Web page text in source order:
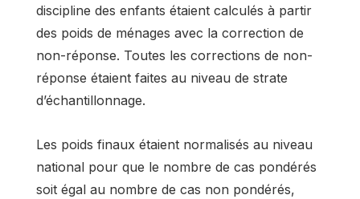
discipline des enfants étaient calculés à partir
des poids de ménages avec la correction de
non-réponse. Toutes les corrections de non-
réponse étaient faites au niveau de strate
d’échantillonnage.
Les poids finaux étaient normalisés au niveau
national pour que le nombre de cas pondérés
soit égal au nombre de cas non pondérés,